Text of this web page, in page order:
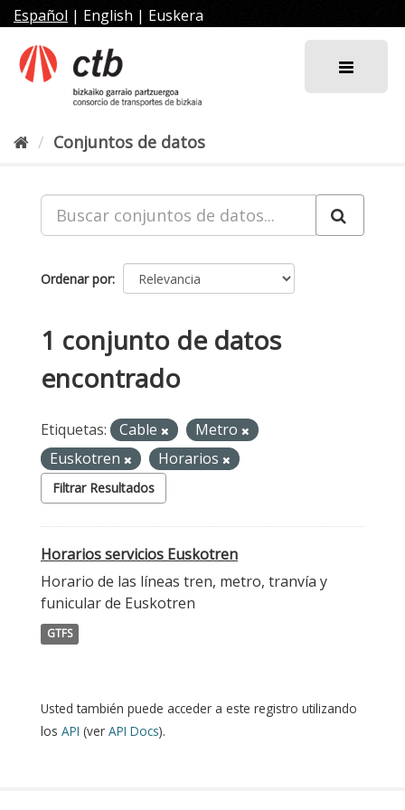
al
contenido
Español | English | Euskera
Conjuntos de datos
Ordenar por
1 conjunto de datos
encontrado
Etiquetas: Cable
Metro
Euskotren
Horarios
Filtrar Resultados
Horarios servicios Euskotren
Horario de las líneas tren, metro, tranvía y
funicular de Euskotren
GTFS
Usted también puede acceder a este registro utilizando
los API (ver API Docs).